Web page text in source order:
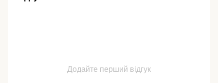
Додайте перший відгук